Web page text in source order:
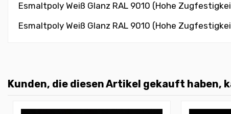
Esmaltpoly Weiß Glanz RAL 9010 (Hohe
Esmaltpoly Weiß Glanz RAL 9010 (Hohe
Kunden, die diesen Artikel gekauft haben,